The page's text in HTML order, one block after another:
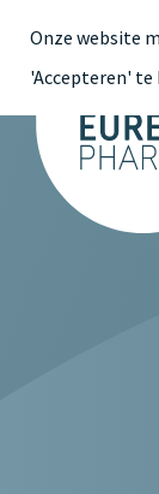
Onze website
'Accepteren' te